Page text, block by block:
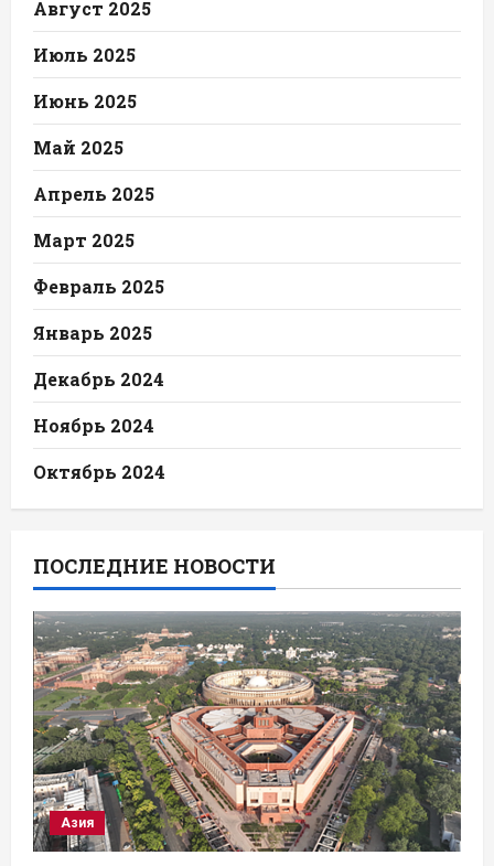
Август 2025
Июль 2025
Июнь 2025
Май 2025
Апрель 2025
Март 2025
Февраль 2025
Январь 2025
Декабрь 2024
Ноябрь 2024
Октябрь 2024
ПОСЛЕДНИЕ НОВОСТИ
Азия